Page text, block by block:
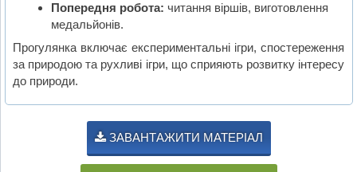
Попередня робота: читання віршів, виготовлення
медальйонів.
Прогулянка включає експериментальні ігри, спостереження
за природою та рухливі ігри, що сприяють розвитку інтересу
до природи.
ЗАВАНТАЖИТИ МАТЕРІАЛ